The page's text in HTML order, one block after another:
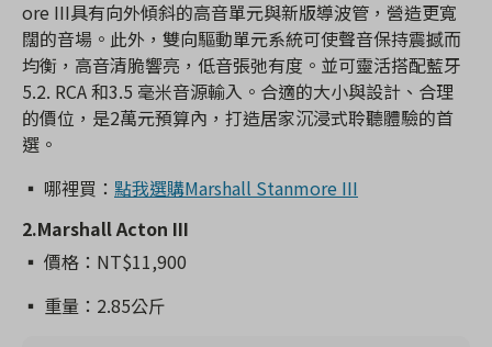
ore III具有向外傾斜的高音單元與新版導波管，營造更寬
闊的音場。此外，雙向驅動單元系統可使聲音保持震撼而
均衡，高音清脆響亮，低音張弛有度。並可靈活搭配藍牙
5.2. RCA 和3.5 毫米音源輸入。合適的大小與設計、合理
的價位，是2萬元預算內，打造居家沉浸式聆聽體驗的首
選。
▪️ 哪裡買： 點我選購Marshall Stanmore III
2.Marshall Acton III
▪️ 價格：NT$11,900
▪️ 重量：2.85公斤